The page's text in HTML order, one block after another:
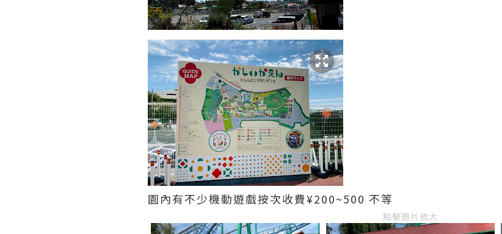
園內有不少機動遊戲按次收費¥200~500 不等
點擊圖片放大